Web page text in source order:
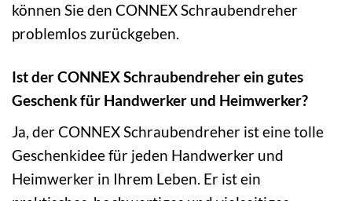
können Sie den CONNEX Schraubendreher
problemlos zurückgeben.
Ist der CONNEX Schraubendreher ein gutes
Geschenk für Handwerker und Heimwerker?
Ja, der CONNEX Schraubendreher ist eine tolle
Geschenkidee für jeden Handwerker und
Heimwerker in Ihrem Leben. Er ist ein